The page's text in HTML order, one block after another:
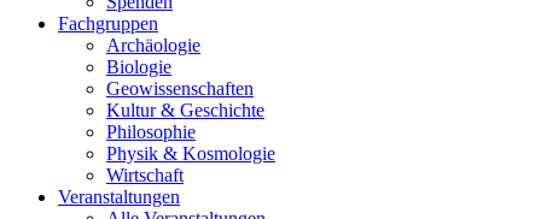
Fachgruppen
Archäologie
Biologie
Geowissenschaften
Kultur & Geschichte
Philosophie
Physik & Kosmologie
Wirtschaft
Veranstaltungen